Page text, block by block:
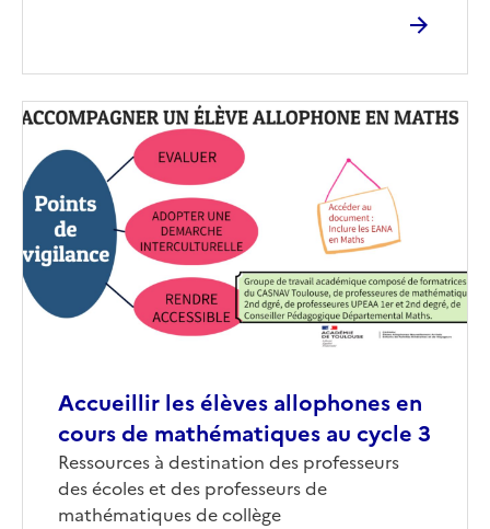
Accueillir les élèves allophones en
cours de mathématiques au cycle 3
Corps
Ressources à destination des professeurs
des écoles et des professeurs de
mathématiques de collège
Image
couverture
(conseillée)